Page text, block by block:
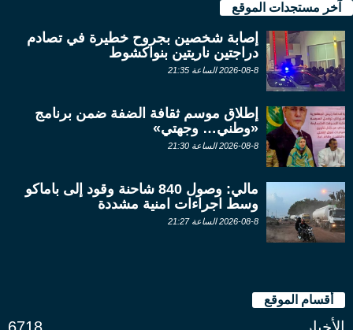
آخر مستجدات الموقع
إصابة شخصين بجروح خطيرة في تصادم
دراجتين ناريتين بنواكشوط
2026-08-8 الساعة 21:35
إطلاق موسم ثقافة الضفة ضمن برنامج
«وطني… وجهتي»
2026-08-8 الساعة 21:30
مالي: وصول 840 شاحنة وقود إلى باماكو
وسط اجراءات امنية مشددة
2026-08-8 الساعة 21:27
أقسام الموقع